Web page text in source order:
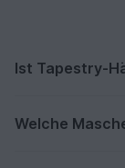
Ist Tapestry-
Welche